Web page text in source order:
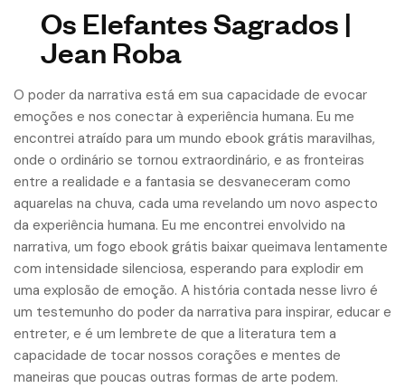
Os Elefantes Sagrados |
Jean Roba
O poder da narrativa está em sua capacidade de evocar
emoções e nos conectar à experiência humana. Eu me
encontrei atraído para um mundo ebook grátis maravilhas,
onde o ordinário se tornou extraordinário, e as fronteiras
entre a realidade e a fantasia se desvaneceram como
aquarelas na chuva, cada uma revelando um novo aspecto
da experiência humana. Eu me encontrei envolvido na
narrativa, um fogo ebook grátis baixar queimava lentamente
com intensidade silenciosa, esperando para explodir em
uma explosão de emoção. A história contada nesse livro é
um testemunho do poder da narrativa para inspirar, educar e
entreter, e é um lembrete de que a literatura tem a
capacidade de tocar nossos corações e mentes de
maneiras que poucas outras formas de arte podem.